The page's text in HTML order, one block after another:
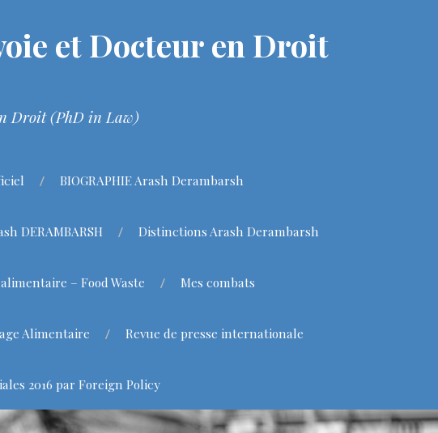
et Docteur en Droit
Droit (PhD in Law)
BIOGRAPHIE Arash Derambarsh
DERAMBARSH Distinctions Arash Derambarsh
– Food Waste Mes combats
Alimentaire Revue de presse internationale
2016 par Foreign Policy